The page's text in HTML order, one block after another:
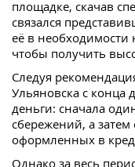
площадке, скачав
связался
её в
чтобы получить
Следуя
Ульяновска с конца
деньги: сначала
сбережений, а
оформленных в
Однако за весь